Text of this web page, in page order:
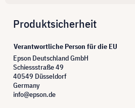
Produktsicherheit
Verantwortliche Person für die EU
Epson Deutschland GmbH
Schiessstraße 49
40549 Düsseldorf
Germany
info@epson.de